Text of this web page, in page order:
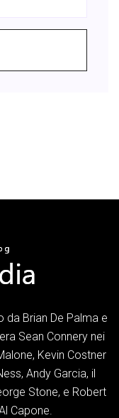
da Brian De Palma e
Sean Connery nei
Kevin Costner
Andy Garcia, il
Stone, e Robert
Capone.